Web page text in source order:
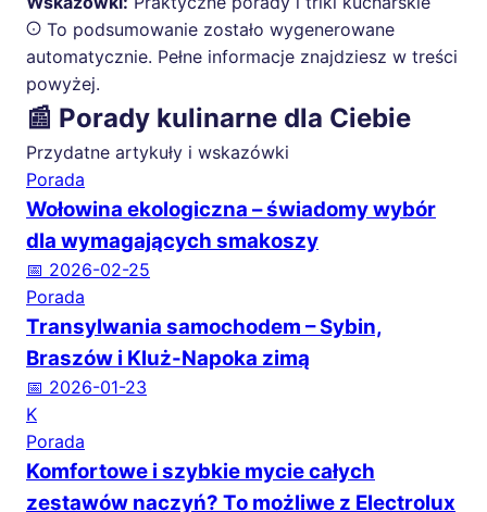
To podsumowanie zostało wygenerowane
automatycznie. Pełne informacje znajdziesz w treści
powyżej.
📰 Porady kulinarne dla Ciebie
Przydatne artykuły i wskazówki
Porada
Wołowina ekologiczna – świadomy wybór
dla wymagających smakoszy
📅 2026-02-25
Porada
Transylwania samochodem – Sybin,
Braszów i Kluż-Napoka zimą
📅 2026-01-23
K
Porada
Komfortowe i szybkie mycie całych
zestawów naczyń? To możliwe z Electrolux